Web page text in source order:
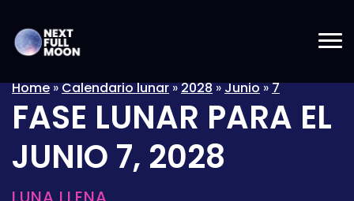
Home»Calendario lunar»2028»Junio»7
FASE LUNAR PARA EL
JUNIO 7, 2028